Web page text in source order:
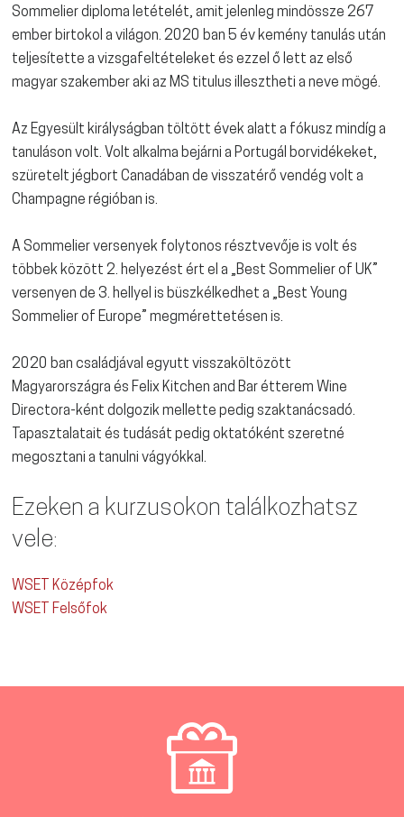
Sommelier diploma letételét, amit jelenleg mindössze 267
ember birtokol a világon. 2020 ban 5 év kemény tanulás után
teljesítette a vizsgafeltételeket és ezzel ő lett az első
magyar szakember aki az MS titulus illesztheti a neve mögé.
Az Egyesült királyságban töltött évek alatt a fókusz mindíg a
tanuláson volt. Volt alkalma bejárni a Portugál borvidékeket,
szüretelt jégbort Canadában de visszatérő vendég volt a
Champagne régióban is.
A Sommelier versenyek folytonos résztvevője is volt és
többek között 2. helyezést ért el a „Best Sommelier of UK”
versenyen de 3. hellyel is büszkélkedhet a „Best Young
Sommelier of Europe” megmérettetésen is.
2020 ban családjával egyutt visszaköltözött
Magyarországra és Felix Kitchen and Bar étterem Wine
Directora-ként dolgozik mellette pedig szaktanácsadó.
Tapasztalatait és tudását pedig oktatóként szeretné
megosztani a tanulni vágyókkal.
Ezeken a kurzusokon találkozhatsz
vele:
WSET Középfok
WSET Felsőfok